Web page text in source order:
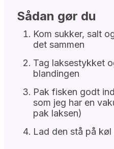
Sådan gør du
Kom sukker, salt
det sammen
Tag laksestykket
blandingen
Pak fisken godt
som jeg har en
pak laksen)
Lad den stå på køl